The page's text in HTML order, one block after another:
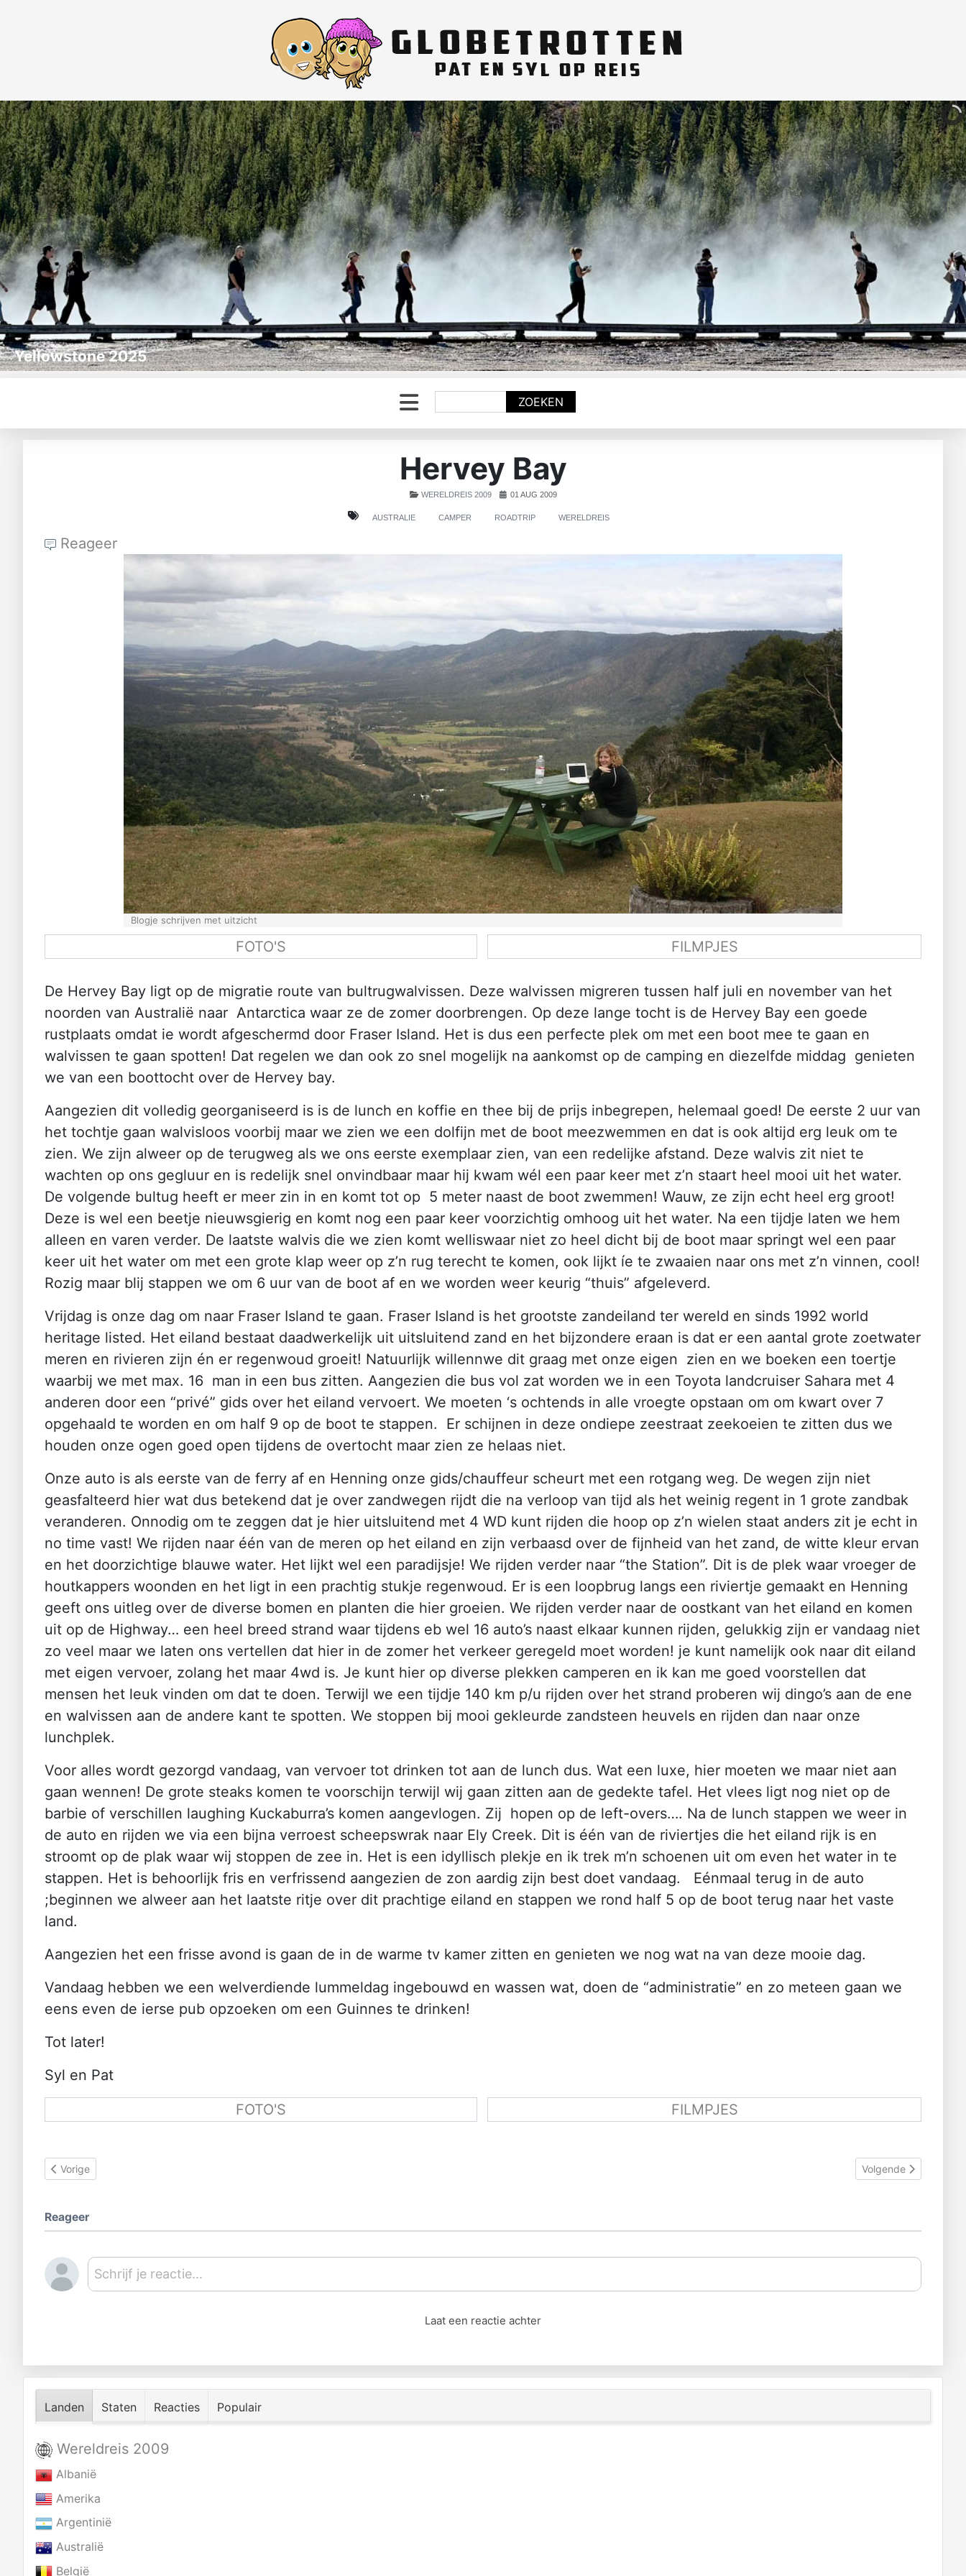
Yellowstone 2025
ZOEKEN
Hervey Bay
WERELDREIS 2009 01 AUG 2009
AUSTRALIE CAMPER ROADTRIP WERELDREIS
Reageer
Blogje schrijven met uitzicht
FOTO'S FILMPJES
De Hervey Bay ligt op de migratie route van bultrugwalvissen. Deze walvissen migreren tussen half juli en november van het
noorden van Australië naar Antarctica waar ze de zomer doorbrengen. Op deze lange tocht is de Hervey Bay een goede
rustplaats omdat ie wordt afgeschermd door Fraser Island. Het is dus een perfecte plek om met een boot mee te gaan en
walvissen te gaan spotten! Dat regelen we dan ook zo snel mogelijk na aankomst op de camping en diezelfde middag genieten
we van een boottocht over de Hervey bay.
Aangezien dit volledig georganiseerd is is de lunch en koffie en thee bij de prijs inbegrepen, helemaal goed! De eerste 2 uur van
het tochtje gaan walvisloos voorbij maar we zien we een dolfijn met de boot meezwemmen en dat is ook altijd erg leuk om te
zien. We zijn alweer op de terugweg als we ons eerste exemplaar zien, van een redelijke afstand. Deze walvis zit niet te
wachten op ons gegluur en is redelijk snel onvindbaar maar hij kwam wél een paar keer met z’n staart heel mooi uit het water.
De volgende bultug heeft er meer zin in en komt tot op 5 meter naast de boot zwemmen! Wauw, ze zijn echt heel erg groot!
Deze is wel een beetje nieuwsgierig en komt nog een paar keer voorzichtig omhoog uit het water. Na een tijdje laten we hem
alleen en varen verder. De laatste walvis die we zien komt welliswaar niet zo heel dicht bij de boot maar springt wel een paar
keer uit het water om met een grote klap weer op z’n rug terecht te komen, ook lijkt íe te zwaaien naar ons met z’n vinnen, cool!
Rozig maar blij stappen we om 6 uur van de boot af en we worden weer keurig “thuis” afgeleverd.
Vrijdag is onze dag om naar Fraser Island te gaan. Fraser Island is het grootste zandeiland ter wereld en sinds 1992 world
heritage listed. Het eiland bestaat daadwerkelijk uit uitsluitend zand en het bijzondere eraan is dat er een aantal grote zoetwater
meren en rivieren zijn én er regenwoud groeit! Natuurlijk willennwe dit graag met onze eigen zien en we boeken een toertje
waarbij we met max. 16 man in een bus zitten. Aangezien die bus vol zat worden we in een Toyota landcruiser Sahara met 4
anderen door een “privé” gids over het eiland vervoert. We moeten ‘s ochtends in alle vroegte opstaan om om kwart over 7
opgehaald te worden en om half 9 op de boot te stappen. Er schijnen in deze ondiepe zeestraat zeekoeien te zitten dus we
houden onze ogen goed open tijdens de overtocht maar zien ze helaas niet.
Onze auto is als eerste van de ferry af en Henning onze gids/chauffeur scheurt met een rotgang weg. De wegen zijn niet
geasfalteerd hier wat dus betekend dat je over zandwegen rijdt die na verloop van tijd als het weinig regent in 1 grote zandbak
veranderen. Onnodig om te zeggen dat je hier uitsluitend met 4 WD kunt rijden die hoop op z’n wielen staat anders zit je echt in
no time vast! We rijden naar één van de meren op het eiland en zijn verbaasd over de fijnheid van het zand, de witte kleur ervan
en het doorzichtige blauwe water. Het lijkt wel een paradijsje! We rijden verder naar “the Station”. Dit is de plek waar vroeger de
houtkappers woonden en het ligt in een prachtig stukje regenwoud. Er is een loopbrug langs een riviertje gemaakt en Henning
geeft ons uitleg over de diverse bomen en planten die hier groeien. We rijden verder naar de oostkant van het eiland en komen
uit op de Highway… een heel breed strand waar tijdens eb wel 16 auto’s naast elkaar kunnen rijden, gelukkig zijn er vandaag niet
zo veel maar we laten ons vertellen dat hier in de zomer het verkeer geregeld moet worden! je kunt namelijk ook naar dit eiland
met eigen vervoer, zolang het maar 4wd is. Je kunt hier op diverse plekken camperen en ik kan me goed voorstellen dat
mensen het leuk vinden om dat te doen. Terwijl we een tijdje 140 km p/u rijden over het strand proberen wij dingo’s aan de ene
en walvissen aan de andere kant te spotten. We stoppen bij mooi gekleurde zandsteen heuvels en rijden dan naar onze
lunchplek.
Voor alles wordt gezorgd vandaag, van vervoer tot drinken tot aan de lunch dus. Wat een luxe, hier moeten we maar niet aan
gaan wennen! De grote steaks komen te voorschijn terwijl wij gaan zitten aan de gedekte tafel. Het vlees ligt nog niet op de
barbie of verschillen laughing Kuckaburra’s komen aangevlogen. Zij hopen op de left-overs…. Na de lunch stappen we weer in
de auto en rijden we via een bijna verroest scheepswrak naar Ely Creek. Dit is één van de riviertjes die het eiland rijk is en
stroomt op de plak waar wij stoppen de zee in. Het is een idyllisch plekje en ik trek m’n schoenen uit om even het water in te
stappen. Het is behoorlijk fris en verfrissend aangezien de zon aardig zijn best doet vandaag. Eénmaal terug in de auto
;beginnen we alweer aan het laatste ritje over dit prachtige eiland en stappen we rond half 5 op de boot terug naar het vaste
land.
Aangezien het een frisse avond is gaan de in de warme tv kamer zitten en genieten we nog wat na van deze mooie dag.
Vandaag hebben we een welverdiende lummeldag ingebouwd en wassen wat, doen de “administratie” en zo meteen gaan we
eens even de ierse pub opzoeken om een Guinnes te drinken!
Tot later!
Syl en Pat
FOTO'S
FILMPJES
Vorig artikel: Dieren!!
Vorige Volgende artikel: Tja,
Volgende
Reageer
Schrijf je reactie...
Laat een reactie achter
Landen Staten Reacties Populair
Wereldreis 2009
Albanië
Amerika
Argentinië
Australië
België